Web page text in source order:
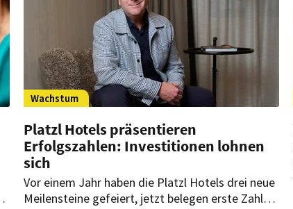
Wachstum
Platzl Hotels präsentieren
Erfolgszahlen: Investitionen lohnen
sich
Vor einem Jahr haben die Platzl Hotels drei neue
Meilensteine gefeiert, jetzt belegen erste Zahlen